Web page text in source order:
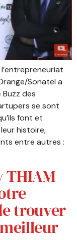
Sonatel a
des
se sont
font et
histoire,
entre autres :
THIAM
trouver